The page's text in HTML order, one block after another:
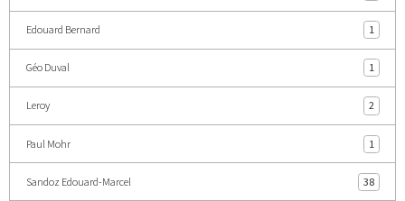
Edouard Bernard 1
Géo Duval 1
Leroy 2
Paul Mohr 1
Sandoz Edouard-Marcel 38